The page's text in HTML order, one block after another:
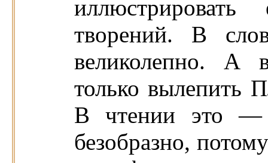
творений. В
великолепно. А
только вылепить
В чтении это
безобразно,